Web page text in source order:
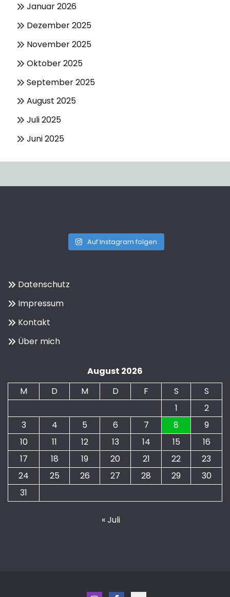
Januar 2026
Dezember 2025
November 2025
Oktober 2025
September 2025
August 2025
Juli 2025
Juni 2025
Auf Instagram folgen
Datenschutz
Impressum
Kontakt
Über mich
August 2026
M
D M D F S
S
1
2
3
4 5 6 7 8
9
10
11 12 13 14 15
16
17
18 19 20 21 22
23
24
25 26 27 28 29
30
31
« Juli